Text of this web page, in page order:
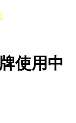
使用中